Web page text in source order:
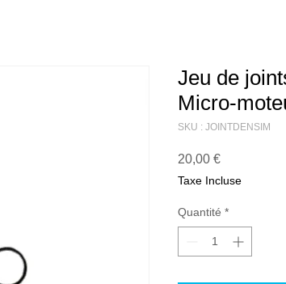
Jeu de
Micro-
SKU : JOINTDENSIM
20,00 €Prix
Taxe Incluse
Quantité *